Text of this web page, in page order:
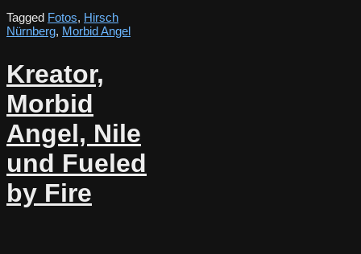
Tagged Fotos, Hirsch
Nürnberg, Morbid Angel
Kreator,
Morbid
Angel, Nile
und Fueled
by Fire